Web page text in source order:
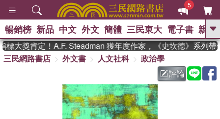
5
GO
熱搜： 東野圭吾 、 高希均教授回憶錄
父親節 、 如果歷
暑期推薦 、 國際布克
獎 臺灣漫遊錄 、 方念華
登輝時代 、 數學女孩：黎曼猜想
偉大的迷走神經
暢銷榜 新品 中文 外文 簡體 三民東大 電子書 親子
大獎肯定！A.F. Steadman 獲年度作家，《史坎德》系列帶
三民網路書店
外文書 人文社科
政治學
評論